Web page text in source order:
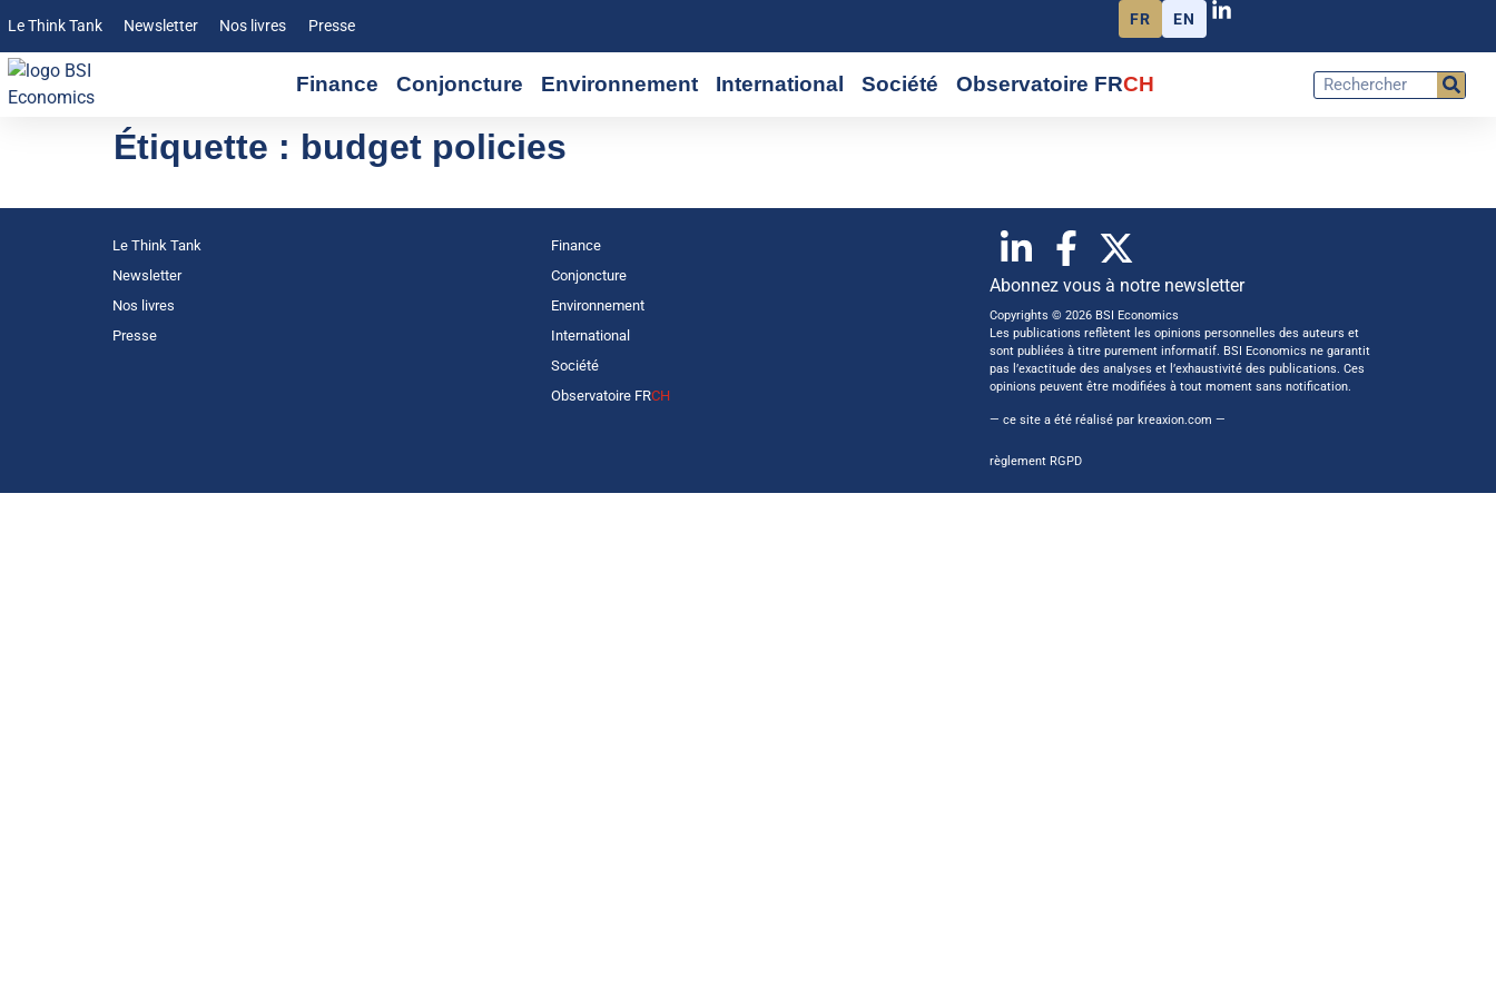
Le Think Tank Newsletter Nos livres Presse FR EN
Finance Conjoncture Environnement International Société Observatoire FRCH
Étiquette : budget policies
Le Think Tank
Newsletter
Nos livres
Presse
Finance
Conjoncture
Environnement
International
Société
Observatoire FRCH
Abonnez vous à notre newsletter
Copyrights © 2026 BSI Economics
Les publications reflètent les opinions personnelles des auteurs et
sont publiées à titre purement informatif. BSI Economics ne garantit
pas l’exactitude des analyses et l’exhaustivité des publications. Ces
opinions peuvent être modifiées à tout moment sans notification.
— ce site a été réalisé par kreaxion.com —
règlement RGPD